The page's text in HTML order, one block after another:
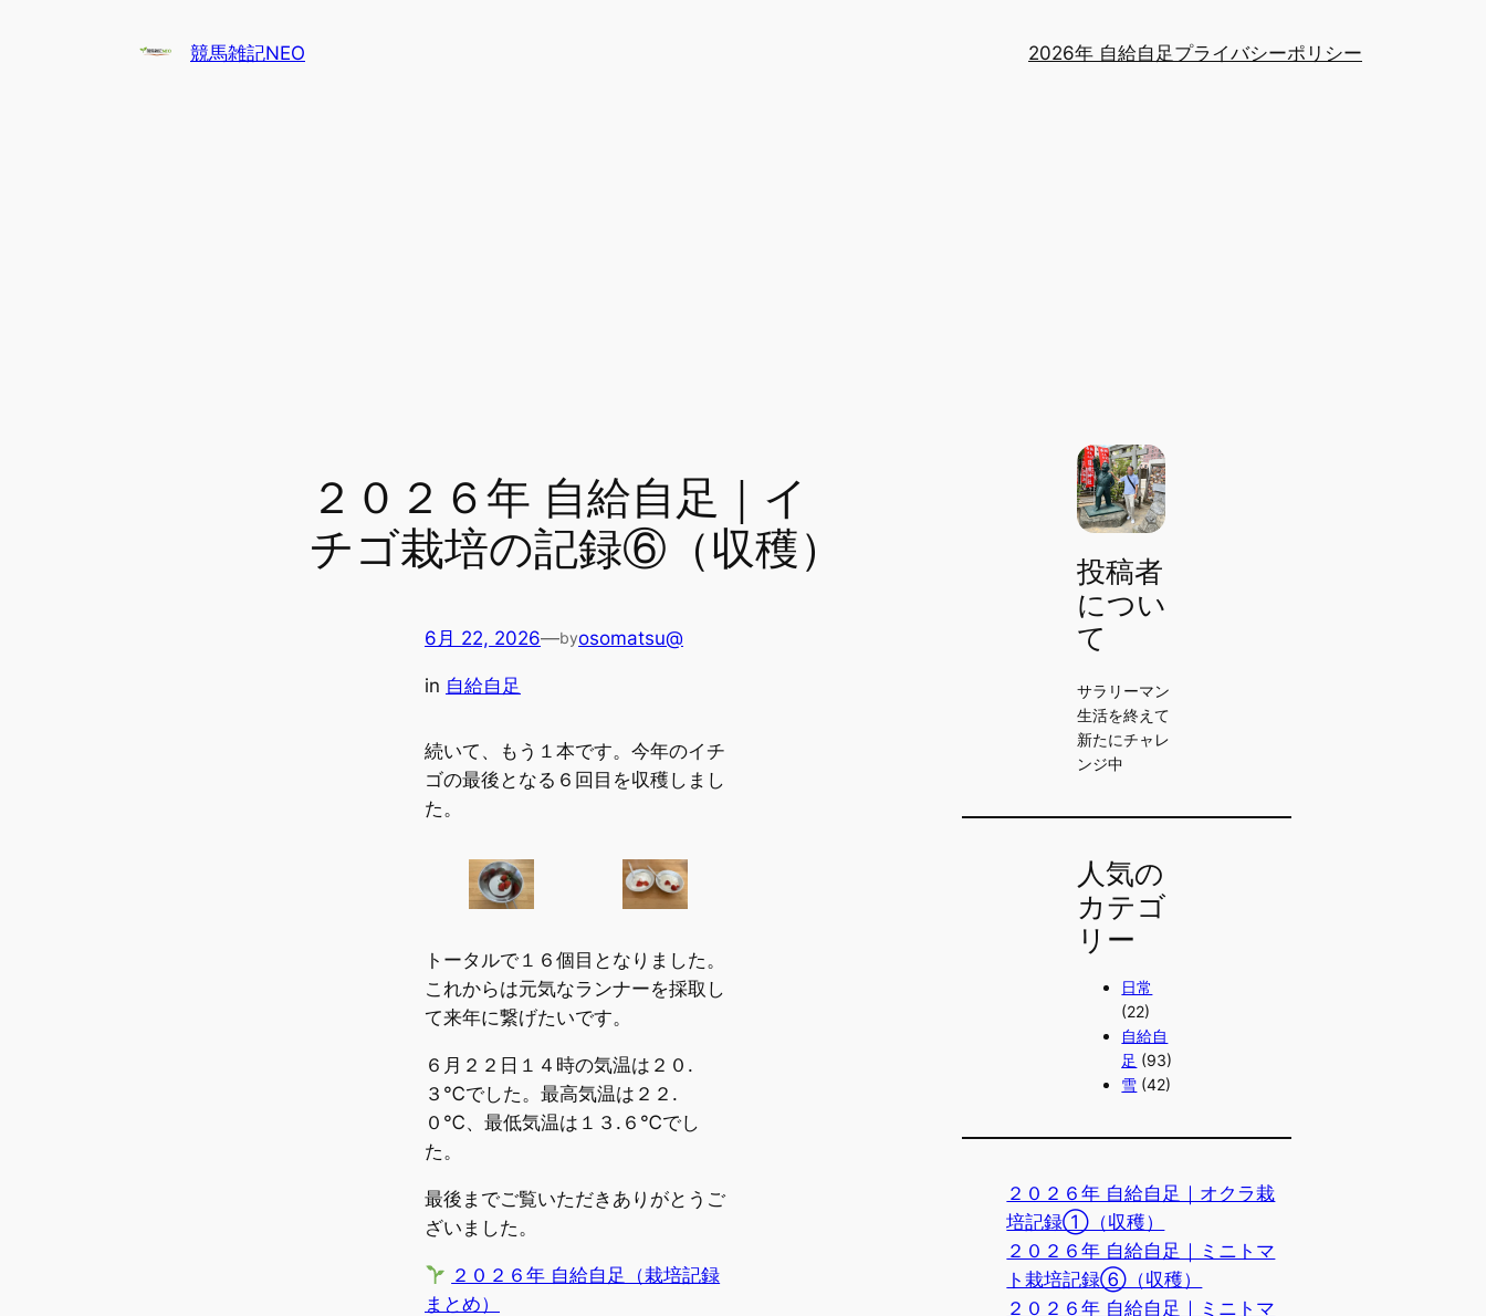
競馬雑記NEO 2026年 自給自足プライバシーポリシー
２０２６年 自給自足｜イ
チゴ栽培の記録⑥（収穫）
6月 22, 2026—byosomatsu@
in 自給自足
続いて、もう１本です。今年のイチ
ゴの最後となる６回目を収穫しまし
た。
トータルで１６個目となりました。
これからは元気なランナーを採取し
て来年に繋げたいです。
６月２２日１４時の気温は２０.
３℃でした。最高気温は２２.
０℃、最低気温は１３.６℃でし
た。
最後までご覧いただきありがとうご
ざいました。
２０２６年 自給自足（栽培記録
まとめ）
投稿者
につい
て
サラリーマン
生活を終えて
新たにチャレ
ンジ中
人気の
カテゴ
リー
日常
(22)
自給自
足 (93)
雪 (42)
２０２６年 自給自足｜オクラ栽
培記録①（収穫）
２０２６年 自給自足｜ミニトマ
ト栽培記録⑥（収穫）
２０２６年 自給自足｜ミニトマ